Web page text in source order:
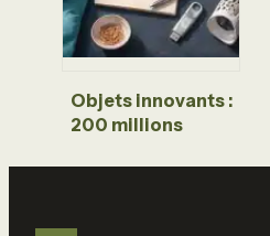
Objets innovants :
200 millions
les 3 technologies